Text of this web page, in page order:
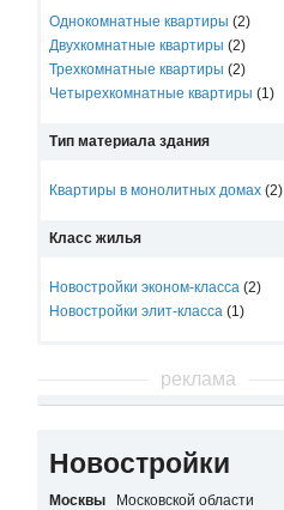
Однокомнатные квартиры (2)
Двухкомнатные квартиры (2)
Трехкомнатные квартиры (2)
Четырехкомнатные квартиры (1)
Тип материала здания
Квартиры в монолитных домах (2)
Класс жилья
Новостройки эконом-класса (2)
Новостройки элит-класса (1)
реклама
Новостройки
Москвы
Московской области